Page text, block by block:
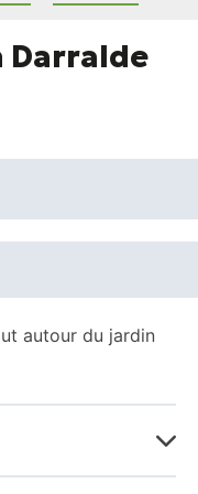
Darralde
autour du jardin